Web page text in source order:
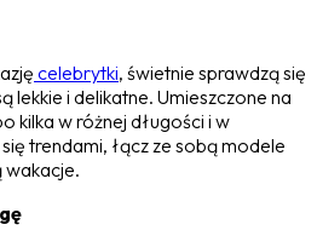
celebrytki, świetnie sprawdzą się
lekkie i delikatne. Umieszczone na
kilka w różnej długości i w
trendami, łącz ze sobą modele
wakacje.